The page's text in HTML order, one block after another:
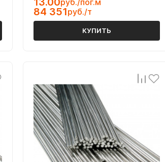
руб./пог.м
84 351руб./т
КУПИТЬ